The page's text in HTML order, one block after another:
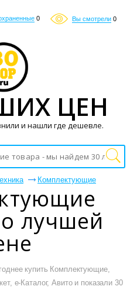
0 Вы смотрели 0
Комплектующие
лучшей
купить Комплектующие,
е-Каталог, Авито и показали 30
ЦЕН
и нашли где дешевле.